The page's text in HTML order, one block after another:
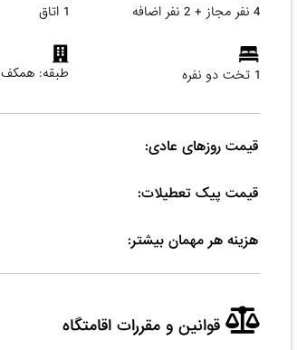
4 نفر مجاز + 2 نفر اضافه 1 اتاق
1 تخت دو نفره طبقه: همکف
قیمت روزهای عادی:
قیمت پیک تعطیلات:
هزینه هر مهمان بیشتر:
قوانین و مقررات اقامتگاه